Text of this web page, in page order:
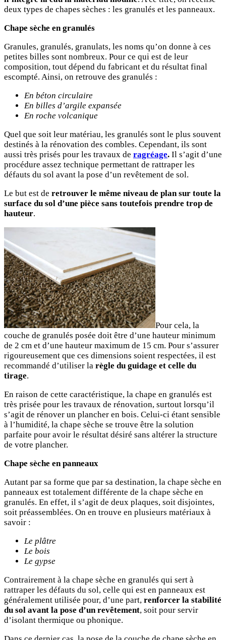
deux types de chapes sèches : les granulés et les panneaux.
Chape sèche en granulés
Granules, granulés, granulats, les noms qu’on donne à ces
petites billes sont nombreux. Pour ce qui est de leur
composition, tout dépend du fabricant et du résultat final
escompté. Ainsi, on retrouve des granulés :
En béton circulaire
En billes d’argile expansée
En roche volcanique
Quel que soit leur matériau, les granulés sont le plus souvent
destinés à la rénovation des combles. Cependant, ils sont
aussi très prisés pour les travaux de ragréage. Il s’agit d’une
procédure assez technique permettant de rattraper les
défauts du sol avant la pose d’un revêtement de sol.
Le but est de retrouver le même niveau de plan sur toute la
surface du sol d’une pièce sans toutefois prendre trop de
hauteur.
Pour cela, la
couche de granulés posée doit être d’une hauteur minimum
de 2 cm et d’une hauteur maximum de 15 cm. Pour s’assurer
rigoureusement que ces dimensions soient respectées, il est
recommandé d’utiliser la règle du guidage et celle du
tirage.
En raison de cette caractéristique, la chape en granulés est
très prisée pour les travaux de rénovation, surtout lorsqu’il
s’agit de rénover un plancher en bois. Celui-ci étant sensible
à l’humidité, la chape sèche se trouve être la solution
parfaite pour avoir le résultat désiré sans altérer la structure
de votre plancher.
Chape sèche en panneaux
Autant par sa forme que par sa destination, la chape sèche en
panneaux est totalement différente de la chape sèche en
granulés. En effet, il s’agit de deux plaques, soit disjointes,
soit préassemblées. On en trouve en plusieurs matériaux à
savoir :
Le plâtre
Le bois
Le gypse
Contrairement à la chape sèche en granulés qui sert à
rattraper les défauts du sol, celle qui est en panneaux est
généralement utilisée pour, d’une part, renforcer la stabilité
du sol avant la pose d’un revêtement, soit pour servir
d’isolant thermique ou phonique.